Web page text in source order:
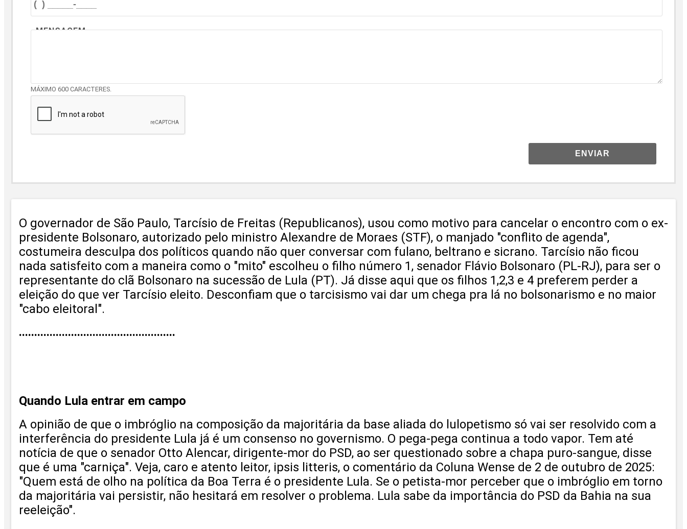
MENSAGEM
MÁXIMO 600 CARACTERES.
ENVIAR
O governador de São Paulo, Tarcísio de Freitas (Republicanos), usou como motivo para cancelar o encontro com o ex-
presidente Bolsonaro, autorizado pelo ministro Alexandre de Moraes (STF), o manjado "conflito de agenda",
costumeira desculpa dos políticos quando não quer conversar com fulano, beltrano e sicrano. Tarcísio não ficou
nada satisfeito com a maneira como o "mito" escolheu o filho número 1, senador Flávio Bolsonaro (PL-RJ), para ser o
representante do clã Bolsonaro na sucessão de Lula (PT). Já disse aqui que os filhos 1,2,3 e 4 preferem perder a
eleição do que ver Tarcísio eleito. Desconfiam que o tarcisismo vai dar um chega pra lá no bolsonarismo e no maior
"cabo eleitoral".
...................................................
Quando Lula entrar em campo
A opinião de que o imbróglio na composição da majoritária da base aliada do lulopetismo só vai ser resolvido com a
interferência do presidente Lula já é um consenso no governismo. O pega-pega continua a todo vapor. Tem até
notícia de que o senador Otto Alencar, dirigente-mor do PSD, ao ser questionado sobre a chapa puro-sangue, disse
que é uma "carniça". Veja, caro e atento leitor, ipsis litteris, o comentário da Coluna Wense de 2 de outubro de 2025:
"Quem está de olho na política da Boa Terra é o presidente Lula. Se o petista-mor perceber que o imbróglio em torno
da majoritária vai persistir, não hesitará em resolver o problema. Lula sabe da importância do PSD da Bahia na sua
reeleição".